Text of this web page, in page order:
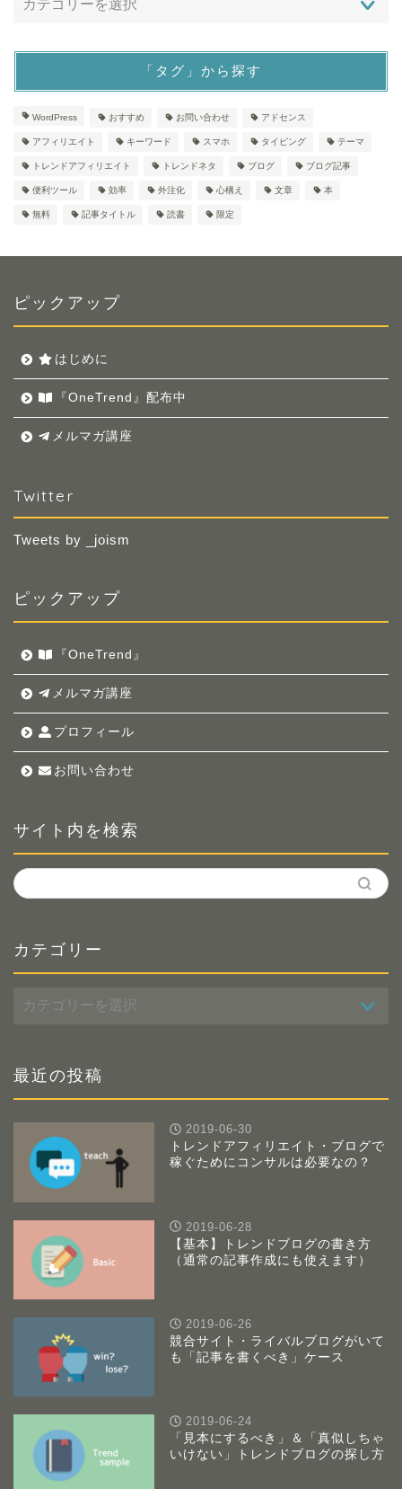
「タグ」から探す
WordPress おすすめ お問い合わせ アドセンス
アフィリエイト キーワード スマホ タイピング テーマ
トレンドアフィリエイト トレンドネタ ブログ ブログ記事
便利ツール 効率 外注化 心構え 文章 本
無料 記事タイトル 読書 限定
ピックアップ
はじめに
『OneTrend』配布中
メルマガ講座
Twitter
Tweets by _joism
ピックアップ
『OneTrend』
メルマガ講座
プロフィール
お問い合わせ
サイト内を検索
カテゴリー
テ
ー
最近の投稿
2019-06-30
トレンドアフィリエイト・ブログで
稼ぐためにコンサルは必要なの？
2019-06-28
【基本】トレンドブログの書き方
（通常の記事作成にも使えます）
2019-06-26
競合サイト・ライバルブログがいて
も「記事を書くべき」ケース
2019-06-24
「見本にするべき」＆「真似しちゃ
いけない」トレンドブログの探し方